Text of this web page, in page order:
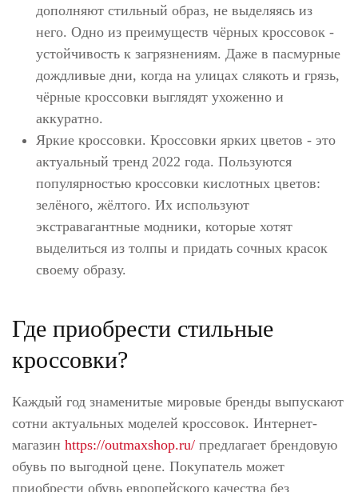
дополняют стильный образ, не выделяясь из
него. Одно из преимуществ чёрных кроссовок -
устойчивость к загрязнениям. Даже в пасмурные
дождливые дни, когда на улицах слякоть и грязь,
чёрные кроссовки выглядят ухоженно и
аккуратно.
Яркие кроссовки. Кроссовки ярких цветов - это
актуальный тренд 2022 года. Пользуются
популярностью кроссовки кислотных цветов:
зелёного, жёлтого. Их используют
экстравагантные модники, которые хотят
выделиться из толпы и придать сочных красок
своему образу.
Где приобрести стильные
кроссовки?
Каждый год знаменитые мировые бренды выпускают
сотни актуальных моделей кроссовок. Интернет-
магазин https://outmaxshop.ru/ предлагает брендовую
обувь по выгодной цене. Покупатель может
приобрести обувь европейского качества без